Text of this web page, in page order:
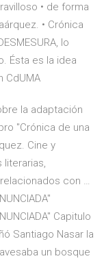
• de forma
• Crónica
lo
Ésta es la idea
CdUMA
la adaptación
"Crónica de una
Cine y
literarias,
con …
Capitulo
Santiago Nasar la
un bosque